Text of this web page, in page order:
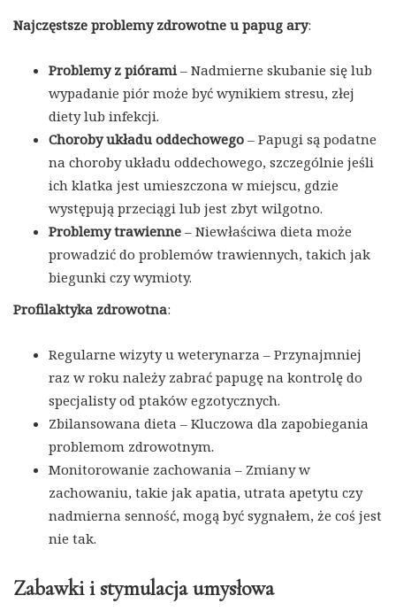
Najczęstsze problemy zdrowotne u papug ary:
Problemy z piórami – Nadmierne skubanie się lub
wypadanie piór może być wynikiem stresu, złej
diety lub infekcji.
Choroby układu oddechowego – Papugi są podatne
na choroby układu oddechowego, szczególnie jeśli
ich klatka jest umieszczona w miejscu, gdzie
występują przeciągi lub jest zbyt wilgotno.
Problemy trawienne – Niewłaściwa dieta może
prowadzić do problemów trawiennych, takich jak
biegunki czy wymioty.
Profilaktyka zdrowotna:
Regularne wizyty u weterynarza – Przynajmniej
raz w roku należy zabrać papugę na kontrolę do
specjalisty od ptaków egzotycznych.
Zbilansowana dieta – Kluczowa dla zapobiegania
problemom zdrowotnym.
Monitorowanie zachowania – Zmiany w
zachowaniu, takie jak apatia, utrata apetytu czy
nadmierna senność, mogą być sygnałem, że coś jest
nie tak.
Zabawki i stymulacja umysłowa